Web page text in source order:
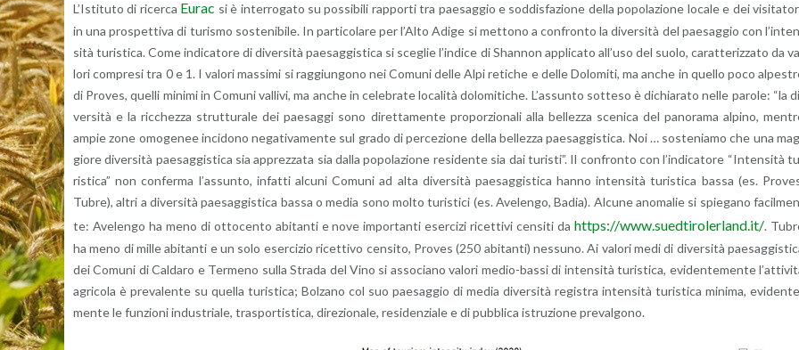
L’I­sti­tu­to di ri­cer­ca Eurac si è in­ter­ro­ga­to su pos­si­bi­li rap­por­ti tra pae­sag­gio e sod­di­sfa­zio­ne della po­po­la­zio­ne lo­ca­le e dei
in una pro­spet­ti­va di tu­ri­smo so­ste­ni­bi­le. In par­ti­co­la­re per l’Al­to Adige si met­to­no a con­fron­to la di­ver­si­tà del pae­sag­gio con
si­tà tu­ri­sti­ca. Come in­di­ca­to­re di di­ver­si­tà pae­sag­gi­sti­ca si sce­glie l’in­di­ce di Shan­non ap­pli­ca­to al­l’u­so del suolo, ca­rat­te­riz­za­to da
lo­ri com­pre­si tra 0 e 1. I va­lo­ri mas­si­mi si rag­giun­go­no nei Co­mu­ni delle Alpi re­ti­che e delle Do­lo­mi­ti, ma anche in quel­lo poco
di Pro­ves, quel­li mi­ni­mi in Co­mu­ni val­li­vi, ma anche in ce­le­bra­te lo­ca­li­tà do­lo­mi­ti­che. L’as­sun­to sot­te­so è di­chia­ra­to nelle pa­ro­le: “la
ver­si­tà e la ric­chez­za strut­tu­ra­le dei pae­sag­gi sono di­ret­ta­men­te pro­por­zio­na­li alla bel­lez­za sce­ni­ca del pa­no­ra­ma al­pi­no,
ampie zone omo­ge­nee in­ci­do­no ne­ga­ti­va­men­te sul grado di per­ce­zio­ne della bel­lez­za pae­sag­gi­sti­ca. Noi … so­ste­nia­mo che una
gio­re di­ver­si­tà pae­sag­gi­sti­ca sia ap­prez­za­ta sia dalla po­po­la­zio­ne re­si­den­te sia dai tu­ri­sti”. Il con­fron­to con l’in­di­ca­to­re “In­ten­si­tà
ri­sti­ca” non con­fer­ma l’as­sun­to, in­fat­ti al­cu­ni Co­mu­ni ad alta di­ver­si­tà pae­sag­gi­sti­ca hanno in­ten­si­tà tu­ri­sti­ca bassa (es.
Tubre), altri a di­ver­si­tà pae­sag­gi­sti­ca bassa o media sono molto tu­ri­sti­ci (es. Ave­len­go, Badia). Al­cu­ne ano­ma­lie si spie­ga­no
te: Ave­len­go ha meno di ot­to­cen­to abi­tan­ti e nove im­por­tan­ti eser­ci­zi ri­cet­ti­vi cen­si­ti dahttps://​www.​sue​dtir​oler​land.​it/.
ha meno di mille abi­tan­ti e un solo eser­ci­zio ri­cet­ti­vo cen­si­to, Pro­ves (250 abi­tan­ti) nes­su­no. Ai va­lo­ri medi di di­ver­si­tà
dei Co­mu­ni di Cal­da­ro e Ter­me­no sulla Stra­da del Vino si as­so­cia­no va­lo­ri me­dio-bas­si di in­ten­si­tà tu­ri­sti­ca, evi­den­te­men­te
agri­co­la è pre­va­len­te su quel­la tu­ri­sti­ca; Bol­za­no col suo pae­sag­gio di media di­ver­si­tà re­gi­stra in­ten­si­tà tu­ri­sti­ca mi­ni­ma,
men­te le fun­zio­ni in­du­stria­le, tra­spor­ti­sti­ca, di­re­zio­na­le, re­si­den­zia­le e di pub­bli­ca istru­zio­ne pre­val­go­no.